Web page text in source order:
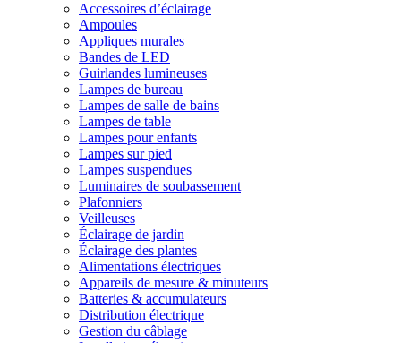
Accessoires d’éclairage
Ampoules
Appliques murales
Bandes de LED
Guirlandes lumineuses
Lampes de bureau
Lampes de salle de bains
Lampes de table
Lampes pour enfants
Lampes sur pied
Lampes suspendues
Luminaires de soubassement
Plafonniers
Veilleuses
Éclairage de jardin
Éclairage des plantes
Alimentations électriques
Appareils de mesure & minuteurs
Batteries & accumulateurs
Distribution électrique
Gestion du câblage